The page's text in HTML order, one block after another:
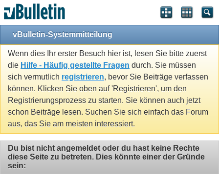
vBulletin-Systemmitteilung
Wenn dies Ihr erster Besuch hier ist, lesen Sie bitte zuerst
die Hilfe - Häufig gestellte Fragen durch. Sie müssen
sich vermutlich registrieren, bevor Sie Beiträge verfassen
können. Klicken Sie oben auf 'Registrieren', um den
Registrierungsprozess zu starten. Sie können auch jetzt
schon Beiträge lesen. Suchen Sie sich einfach das Forum
aus, das Sie am meisten interessiert.
Du bist nicht angemeldet oder du hast keine Rechte
diese Seite zu betreten. Dies könnte einer der Gründe
sein: